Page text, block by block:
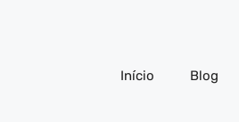
Início Blog